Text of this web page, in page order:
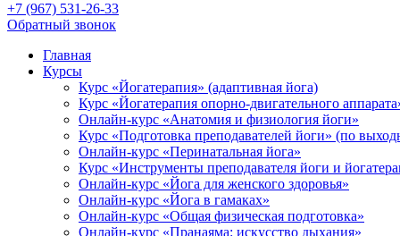
+7 (967) 531-26-33
Обратный звонок
Главная
Курсы
Курс «Йогатерапия» (адаптивная йога)
Курс «Йогатерапия опорно-двигательного
Онлайн-курс «Анатомия и физиология йоги»
Курс «Подготовка преподавателей йоги» (по
Онлайн-курс «Перинатальная йога»
Курс «Инструменты преподавателя йоги и
Онлайн-курс «Йога для женского здоровья»
Онлайн-курс «Йога в гамаках»
Онлайн-курс «Общая физическая подготовка»
Онлайн-курс «Пранаяма: искусство дыхания»